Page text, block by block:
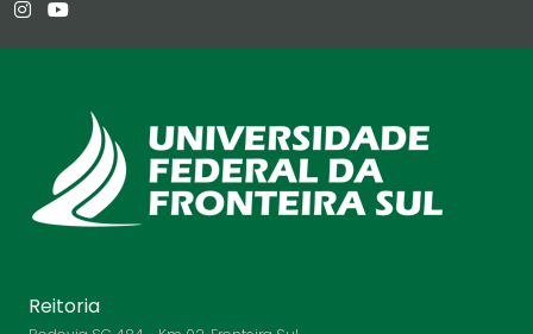
Reitoria